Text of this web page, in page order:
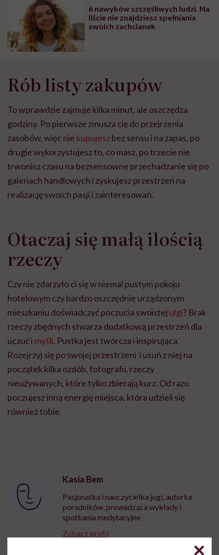
6 nawyków szczęśliwych ludzi. Na
liście nie znajdziesz spełniania
swoich zachcianek
Rób listy zakupów
To wprawdzie zajmuje kilka minut, ale oszczędza
godziny. Po pierwsze zmusza cię do przejrzenia
zasobów, więc nie kupujeszbez sensu i na zapas, po
drugie wykorzystujesz to, co masz, po trzecie nie
trwonisz czasu na bezsensowne przechadzanie się po
galeriach handlowych i zyskujesz przestrzeń na
realizację swoich pasji i zainteresowań.
Otaczaj się małą ilością
rzeczy
Czy nie zdarzyło ci się w niemal pustym pokoju
hotelowym czy bardzo oszczędnie urządzonym
mieszkaniu doświadczyć poczucia swoistej ulgi? Brak
rzeczy zbędnych stwarza dodatkową przestrzeń dla
uczuć i myśli. Pustka jest twórcza i inspirująca.
Rozejrzyj się po swojej przestrzeni i usuń z niej na
początek kilka ozdób, fotografii, rzeczy
nieużywanych, które tylko zbierają kurz. Od razu
poczujesz inną energię miejsca, która udzieli się
również tobie.
Kasia Bem
Pasjonatka i nauczycielka jogi, autorka
poradników, prowadząca wykłady i
spotkania medytacyjne
Zobacz profil